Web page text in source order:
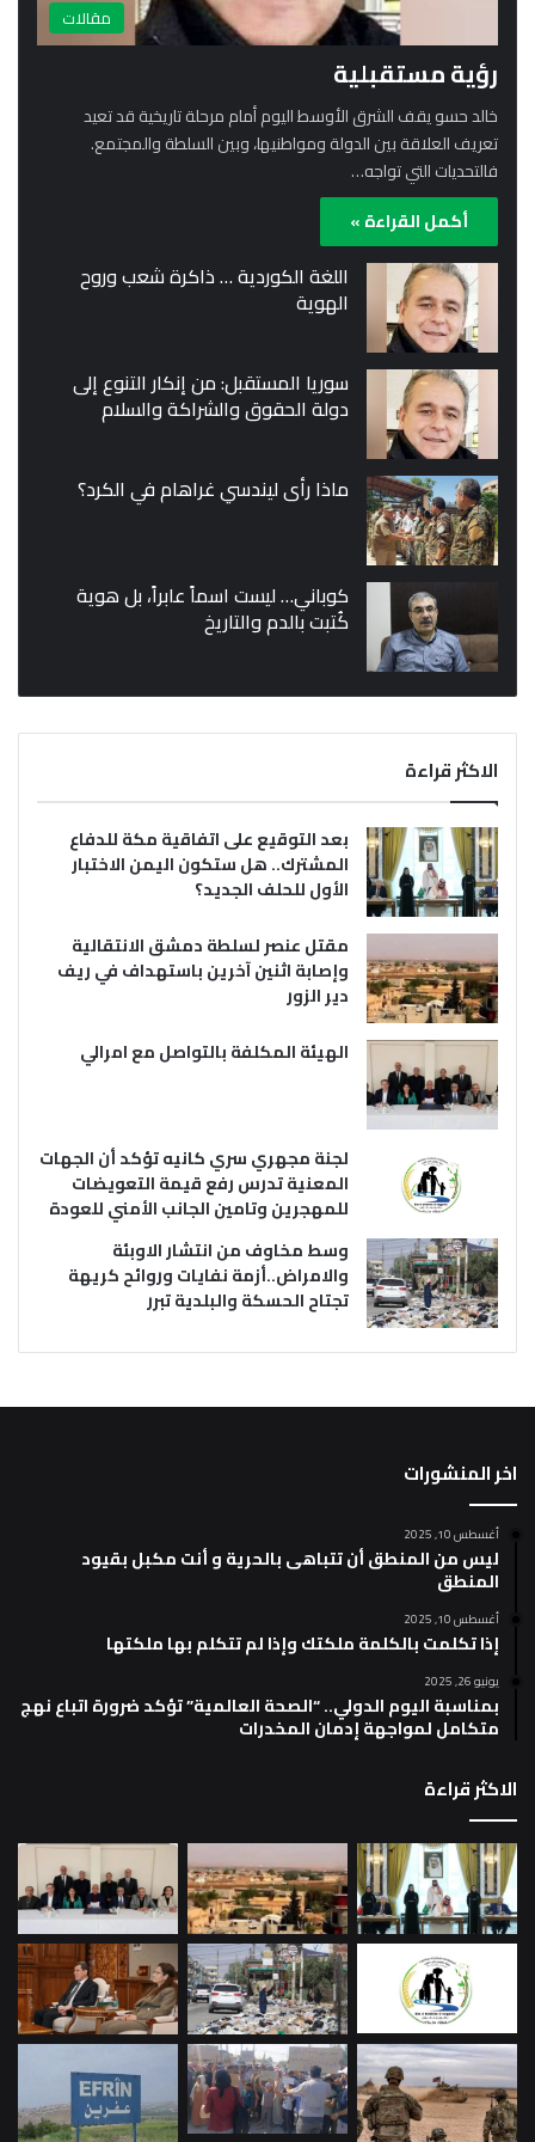
مقالات
رؤية مستقبلية
خالد حسو يقف الشرق الأوسط اليوم أمام مرحلة تاريخية قد تعيد
تعريف العلاقة بين الدولة ومواطنيها، وبين السلطة والمجتمع.
فالتحديات التي تواجه…
أكمل القراءة »
اللغة الكوردية … ذاكرة شعب وروح
الهوية
سوريا المستقبل: من إنكار التنوع إلى
دولة الحقوق والشراكة والسلام
ماذا رأى ليندسي غراهام في الكرد؟
كوباني… ليست اسماً عابراً، بل هوية
كُتبت بالدم والتاريخ
الاكثر قراءة
بعد التوقيع على اتفاقية مكة للدفاع
المشترك.. هل ستكون اليمن الاختبار
الأول للحلف الجديد؟
مقتل عنصر لسلطة دمشق الانتقالية
وإصابة اثنين آخرين باستهداف في ريف
دير الزور
الهيئة المكلفة بالتواصل مع امرالي
لجنة مجهري سري كانيه تؤكد أن الجهات
المعنية تدرس رفع قيمة التعويضات
للمهجرين وتامين الجانب الأمني للعودة
وسط مخاوف من انتشار الاوبئة
والامراض..أزمة نفايات وروائح كريهة
تجتاح الحسكة والبلدية تبرر
اخر المنشورات
أغسطس 10, 2025
ليس من المنطق أن تتباهى بالحرية و أنت مكبل بقيود
المنطق
أغسطس 10, 2025
إذا تكلمت بالكلمة ملكتك وإذا لم تتكلم بها ملكتها
يونيو 26, 2025
بمناسبة اليوم الدولي.. “الصحة العالمية” تؤكد ضرورة اتباع نهج
متكامل لمواجهة إدمان المخدرات
الاكثر قراءة